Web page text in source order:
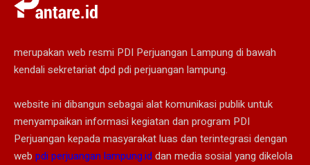
merupakan web resmi PDI Perjuangan Lampung di bawah
kendali sekretariat dpd pdi perjuangan lampung.
website ini dibangun sebagai alat komunikasi publik untuk
menyampaikan informasi kegiatan dan program PDI
Perjuangan kepada masyarakat luas dan terintegrasi dengan
web pdi perjuangan lampung.id dan media sosial yang dikelola